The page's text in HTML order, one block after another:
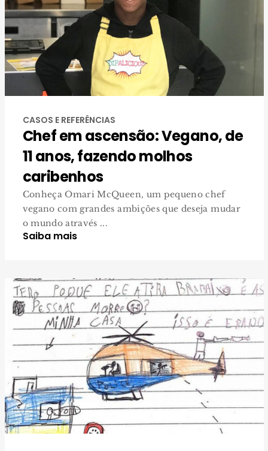
CASOS E REFERÊNCIAS
Chef em ascensão: Vegano, de
11 anos, fazendo molhos
caribenhos
Conheça Omari McQueen, um pequeno chef
vegano com grandes ambições que deseja mudar
o mundo através ...
Saiba mais